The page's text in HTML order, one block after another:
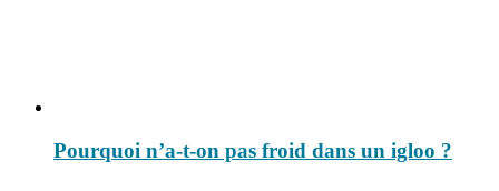
Pourquoi n’a-t-on pas froid dans un igloo ?